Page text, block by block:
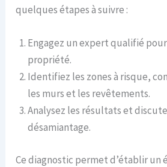
quelques étapes à suivre :
Engagez un expert qualifié
propriété.
Identifiez les zones à risque,
les murs et les revêtements.
Analysez les résultats et
désamiantage.
Ce diagnostic permet d’établir un